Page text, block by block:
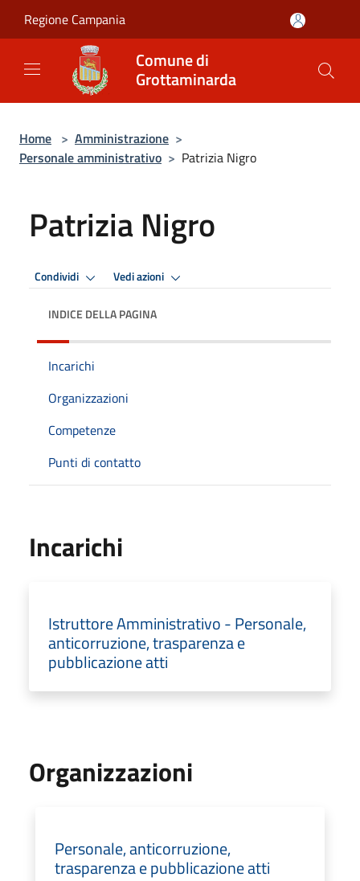
Regione Campania
Comune di
Grottaminarda
Home > Amministrazione >
Personale amministrativo > Patrizia Nigro
Patrizia Nigro
Condividi Vedi azioni
INDICE DELLA PAGINA
Incarichi
Organizzazioni
Competenze
Punti di contatto
Incarichi
Istruttore Amministrativo - Personale,
anticorruzione, trasparenza e
pubblicazione atti
Organizzazioni
Personale, anticorruzione,
trasparenza e pubblicazione atti